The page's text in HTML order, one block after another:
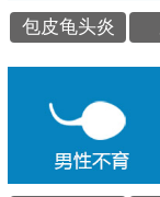
包皮龟头炎